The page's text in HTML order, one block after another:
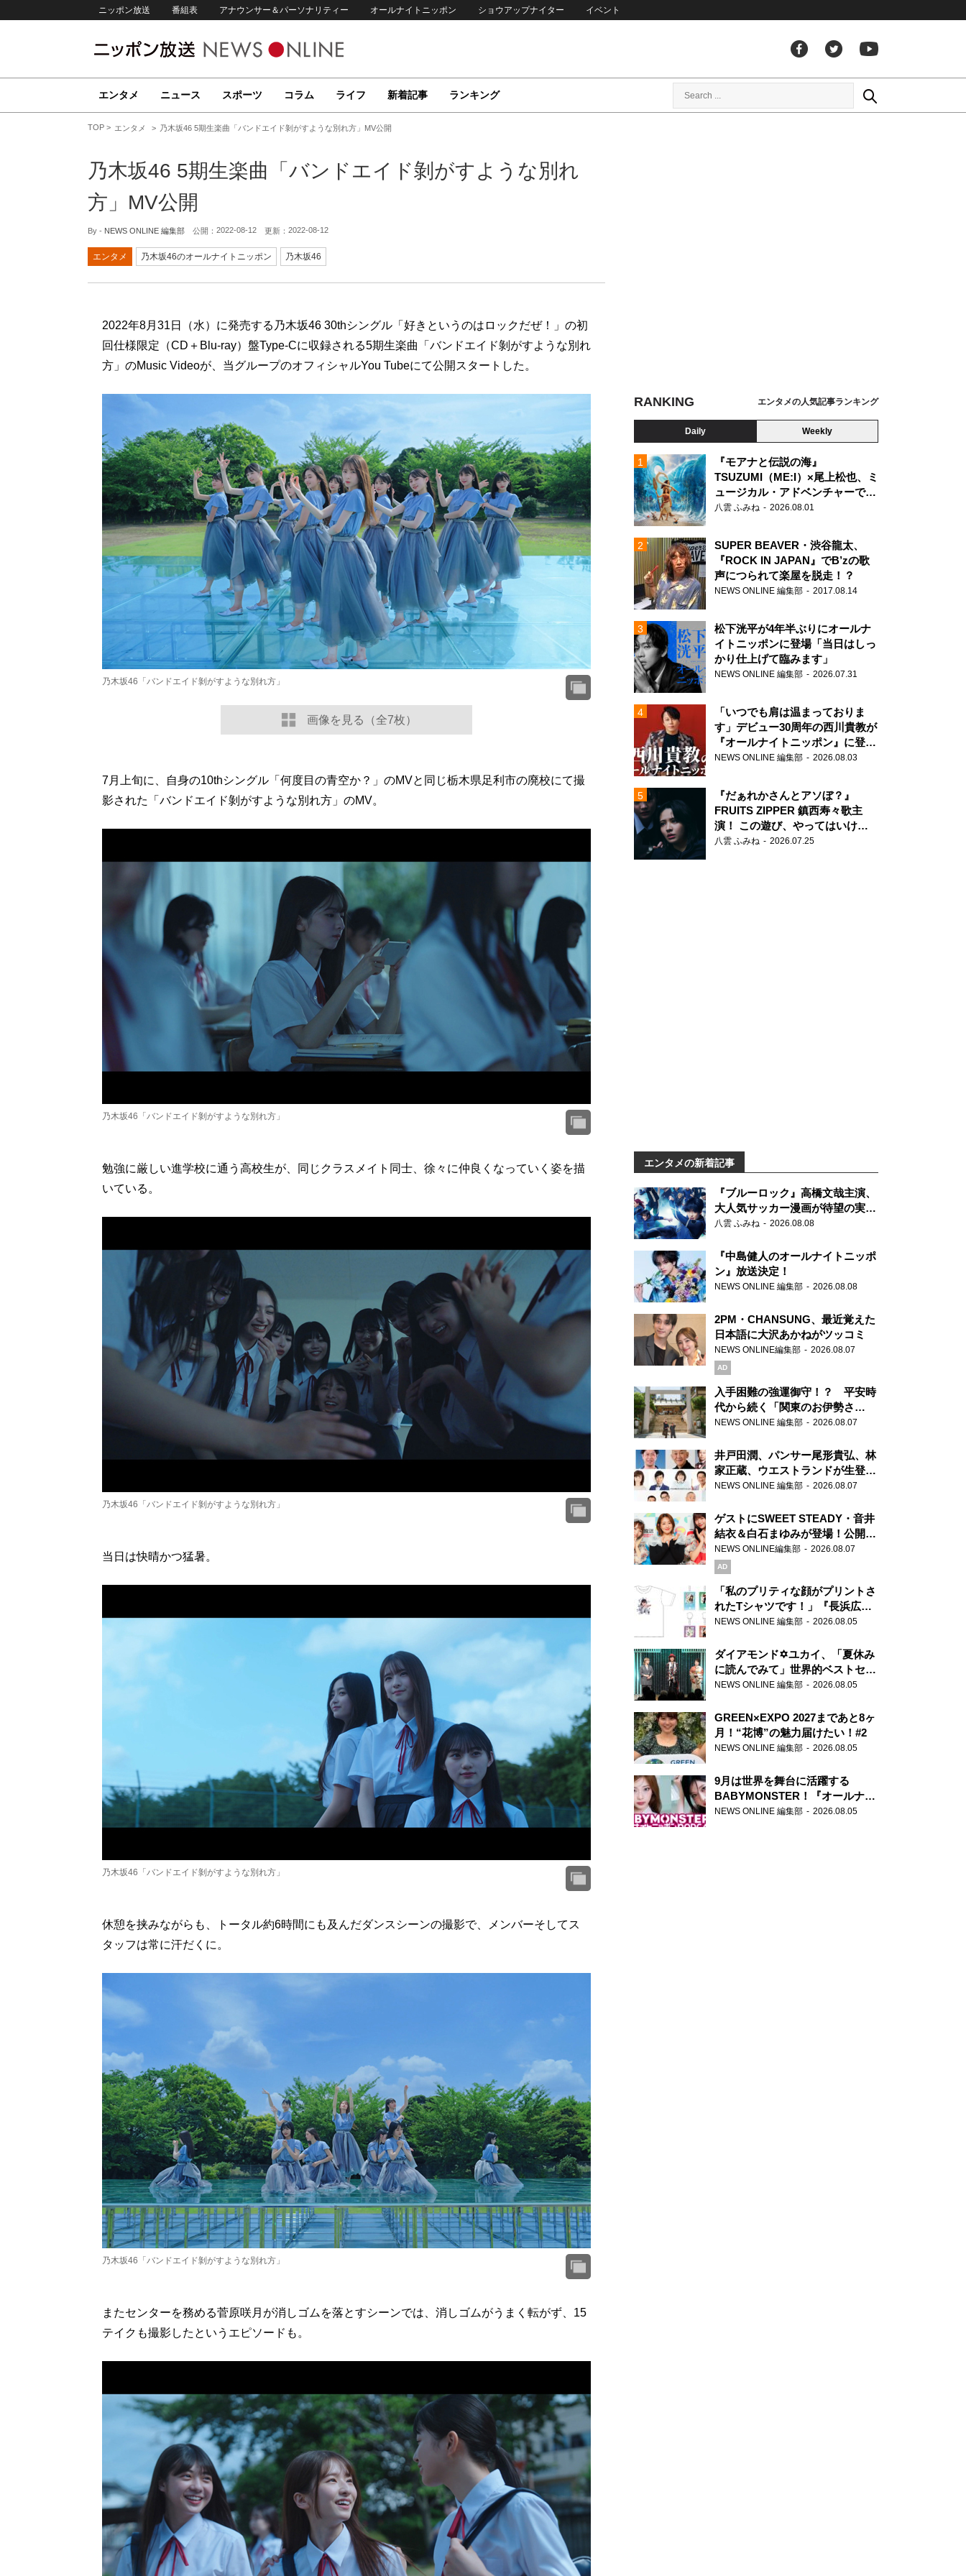
ニッポン放送 番組表 アナウンサー＆パーソナリティー オールナイトニッポン ショウアップナイター イベント
エンタメ ニュース スポーツ コラム ライフ 新着記事 ランキング
TOP エンタメ 乃木坂46 5期生楽曲「バンドエイド剝がすような別れ方」MV公開
乃木坂46 5期生楽曲「バンドエイド剝がすような別れ
方」MV公開
By - NEWS ONLINE 編集部 公開： 2022-08-12 更新： 2022-08-12
エンタメ 乃木坂46のオールナイトニッポン 乃木坂46
2022年8月31日（水）に発売する乃木坂46 30thシングル「好きというのはロックだぜ！」の初
回仕様限定（CD＋Blu-ray）盤Type-Cに収録される5期生楽曲「バンドエイド剝がすような別れ
方」のMusic Videoが、当グループのオフィシャルYou Tubeにて公開スタートした。
画像を見る（全7枚）
乃木坂46「バンドエイド剝がすような別れ方」
7月上旬に、自身の10thシングル「何度目の青空か？」のMVと同じ栃木県足利市の廃校にて撮
影された「バンドエイド剝がすような別れ方」のMV。
乃木坂46「バンドエイド剝がすような別れ方」
勉強に厳しい進学校に通う高校生が、同じクラスメイト同士、徐々に仲良くなっていく姿を描
いている。
乃木坂46「バンドエイド剝がすような別れ方」
当日は快晴かつ猛暑。
乃木坂46「バンドエイド剝がすような別れ方」
休憩を挟みながらも、トータル約6時間にも及んだダンスシーンの撮影で、メンバーそしてス
タッフは常に汗だくに。
乃木坂46「バンドエイド剝がすような別れ方」
またセンターを務める菅原咲月が消しゴムを落とすシーンでは、消しゴムがうまく転がず、15
テイクも撮影したというエピソードも。
RANKING エンタメの人気記事ランキング
Daily Weekly
『モアナと伝説の海』
TSUZUMI（ME:I）×尾上松也、ミ
ュージカル・アドベンチャーで美
声を響かせる
八雲 ふみね 2026.08.01
SUPER BEAVER・渋谷龍太、
『ROCK IN JAPAN』でB’zの歌
声につられて楽屋を脱走！？
NEWS ONLINE 編集部 2017.08.14
松下洸平が4年半ぶりにオールナ
イトニッポンに登場「当日はしっ
かり仕上げて臨みます」
NEWS ONLINE 編集部 2026.07.31
「いつでも肩は温まっておりま
す」デビュー30周年の西川貴教が
『オールナイトニッポン』に登
場！
NEWS ONLINE 編集部 2026.08.03
『だぁれかさんとアソぼ？』
FRUITS ZIPPER 鎮西寿々歌主
演！ この遊び、やってはいけま
せん。
八雲 ふみね 2026.07.25
エンタメの新着記事
『ブルーロック』高橋文哉主演、
大人気サッカー漫画が待望の実写
映画に
八雲 ふみね 2026.08.08
『中島健人のオールナイトニッポ
ン』放送決定！
NEWS ONLINE 編集部 2026.08.08
2PM・CHANSUNG、最近覚えた
日本語に大沢あかねがツッコミ
NEWS ONLINE編集部 2026.08.07
AD
入手困難の強運御守！？ 平安時
代から続く「関東のお伊勢さ
ま」、芝大神宮にてランパンプス
NEWS ONLINE 編集部 2026.08.07
井戸田潤、パンサー尾形貴弘、林
家正蔵、ウエストランドが生登
場！『ラジオビバリー昼ズ』
NEWS ONLINE 編集部 2026.08.07
ゲストにSWEET STEADY・音井
結衣＆白石まゆみが登場！公開収
録で素顔全開！
NEWS ONLINE編集部 2026.08.07
AD
「私のプリティな顔がプリントさ
れたTシャツです！」『長浜広奈
天下無双』初の番組グッズ発売
NEWS ONLINE 編集部 2026.08.05
ダイアモンド✡ユカイ、「夏休み
に読んでみて」世界的ベストセラ
ー『アナスタシア』を紹介
NEWS ONLINE 編集部 2026.08.05
GREEN×EXPO 2027まであと8ヶ
月！“花博”の魅力届けたい！#2
NEWS ONLINE 編集部 2026.08.05
9月は世界を舞台に活躍する
BABYMONSTER！『オールナイ
トニッポンPODCAST』月替わり
NEWS ONLINE 編集部 2026.08.05